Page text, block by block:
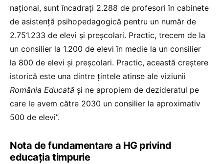
național, sunt încadrați 2.288 de profesori în cabinete
de asistență psihopedagogică pentru un număr de
2.751.233 de elevi și preșcolari. Practic, trecem de la
un consilier la 1.200 de elevi în medie la un consilier
la 800 de elevi și preșcolari. Practic, această creștere
istorică este una dintre țintele atinse ale viziunii
România Educată și ne apropiem de dezideratul pe
care le avem către 2030 un consilier la aproximativ
500 de elevi”.
Nota de fundamentare a HG privind
educația timpurie